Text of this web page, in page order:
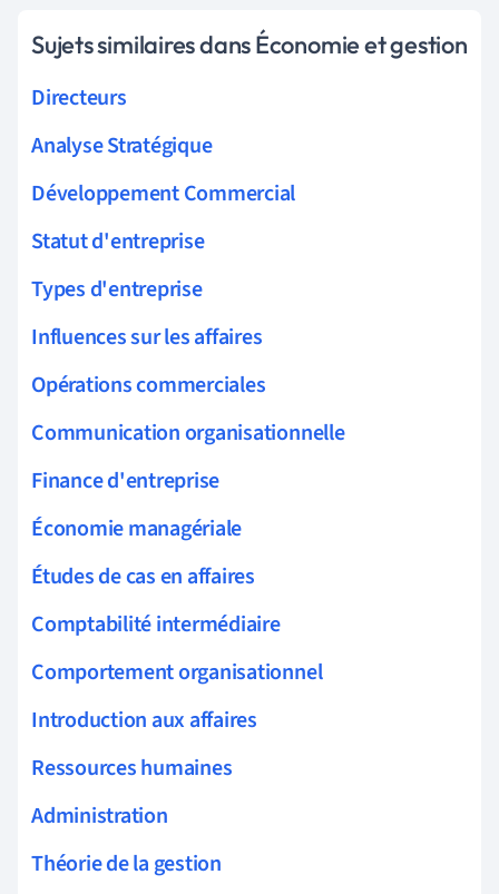
Sujets similaires dans Économie et gestion
Directeurs
Analyse Stratégique
Développement Commercial
Statut d'entreprise
Types d'entreprise
Influences sur les affaires
Opérations commerciales
Communication organisationnelle
Finance d'entreprise
Économie managériale
Études de cas en affaires
Comptabilité intermédiaire
Comportement organisationnel
Introduction aux affaires
Ressources humaines
Administration
Théorie de la gestion